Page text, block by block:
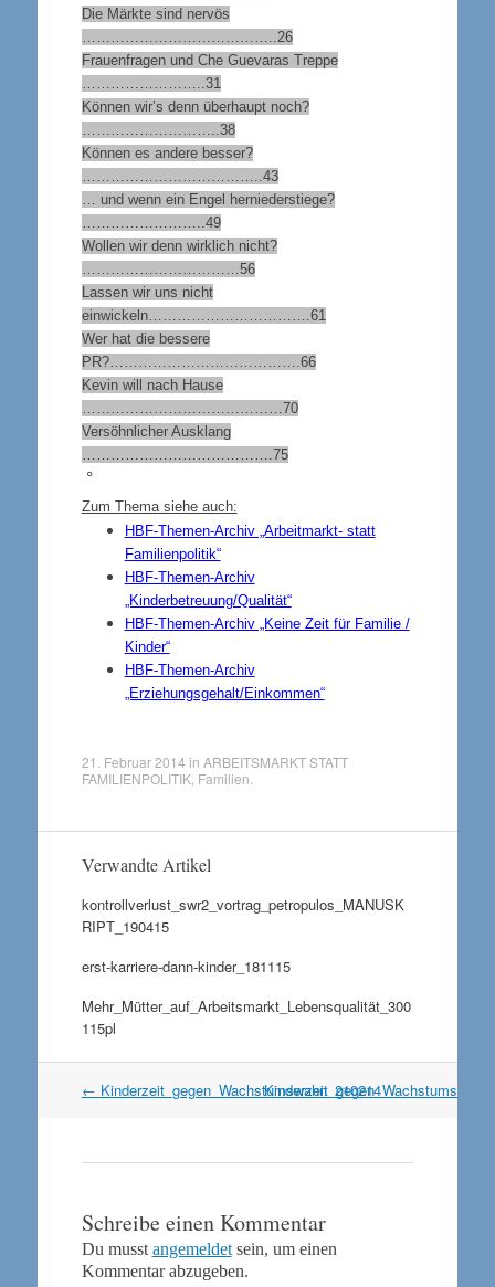
Die Märkte sind nervös
…………………………………..26
Frauenfragen und Che Guevaras Treppe
……………………..31
Können wir’s denn überhaupt noch?
………………………..38
Können es andere besser?
………………………………..43
… und wenn ein Engel herniederstiege?
……………………..49
Wollen wir denn wirklich nicht?
……………………………56
Lassen wir uns nicht
einwickeln…………………………….61
Wer hat die bessere
PR?………………………………….66
Kevin will nach Hause
……………………………………70
Versöhnlicher Ausklang
………………………………….75
°
Zum Thema siehe auch:
HBF-Themen-Archiv „Arbeitmarkt- statt
Familienpolitik“
HBF-Themen-Archiv
„Kinderbetreuung/Qualität“
HBF-Themen-Archiv „Keine Zeit für Familie /
Kinder“
HBF-Themen-Archiv
„Erziehungsgehalt/Einkommen“
21. Februar 2014 in ARBEITSMARKT STATT
FAMILIENPOLITIK, Familien
Verwandte Artikel
kontrollverlust_swr2_vortrag_petropulos_MANUSK
RIPT_190415
erst-karriere-dann-kinder_181115
Mehr_Mütter_auf_Arbeitsmarkt_Lebensqualität_300
115pl
Artikel
← Kinderzeit_gegen_Wachstumswahn_210214
Schreibe einen Kommentar
Du musst angemeldetsein, um einen
Kommentar abzugeben.